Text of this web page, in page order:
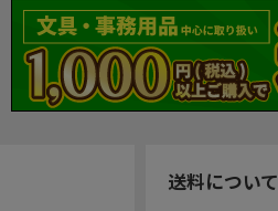
送料について